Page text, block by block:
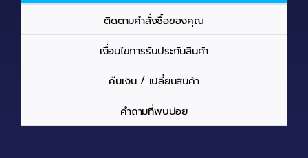
ติดตามคำสั่งซื้อของคุณ
เงื่อนไขการรับประกันสินค้า
คืนเงิน / เปลี่ยนสินค้า
คำถามที่พบบ่อย